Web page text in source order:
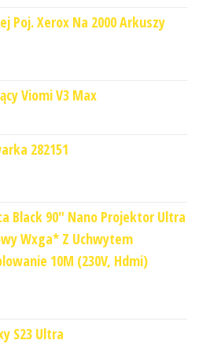
Poj. Xerox Na 2000 Arkuszy
Viomi V3 Max
282151
Black 90" Nano Projektor Ultra
Wxga* Z Uchwytem
10M (230V, Hdmi)
S23 Ultra